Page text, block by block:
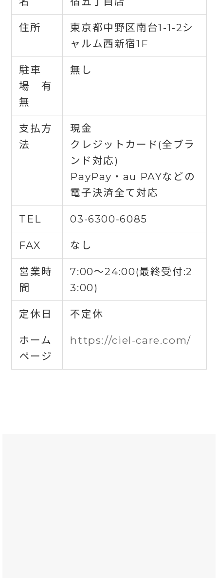
住所
東京都中野区南台1-1-2シ
ャルム西新宿1F
駐車
場 有
無
無し
支払方
法
現金
クレジットカード(全ブラ
ンド対応)
PayPay・au PAYなどの
電子決済全て対応
TEL 03-6300-6085
FAX なし
営業時
間
7:00〜24:00(最終受付:2
3:00)
定休日 不定休
ホーム
ページ
https://ciel-care.com/